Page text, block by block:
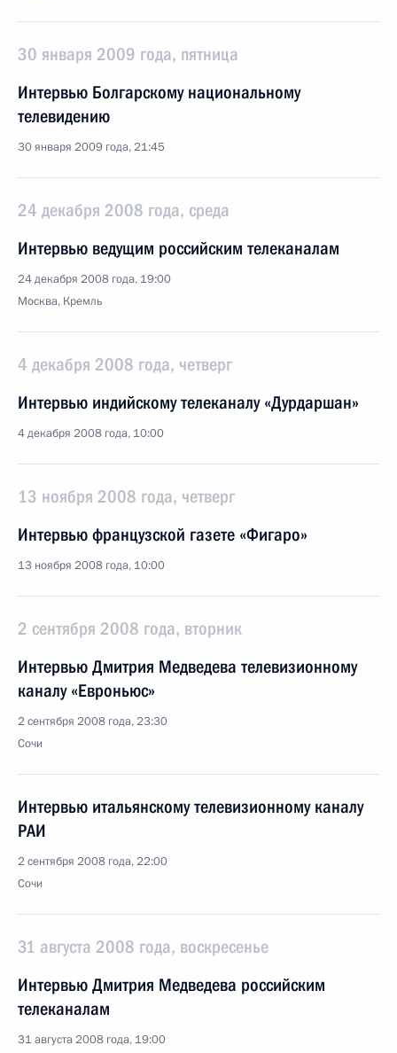
30 января 2009 года, пятница
Интервью Болгарскому национальному
телевидению
30 января 2009 года, 21:45
24 декабря 2008 года, среда
Интервью ведущим российским телеканалам
24 декабря 2008 года, 19:00
Москва, Кремль
4 декабря 2008 года, четверг
Интервью индийскому телеканалу «Дурдаршан»
4 декабря 2008 года, 10:00
13 ноября 2008 года, четверг
Интервью французской газете «Фигаро»
13 ноября 2008 года, 10:00
2 сентября 2008 года, вторник
Интервью Дмитрия Медведева телевизионному
каналу «Евроньюс»
2 сентября 2008 года, 23:30
Сочи
Интервью итальянскому телевизионному каналу
РАИ
2 сентября 2008 года, 22:00
Сочи
31 августа 2008 года, воскресенье
Интервью Дмитрия Медведева российским
телеканалам
31 августа 2008 года, 19:00